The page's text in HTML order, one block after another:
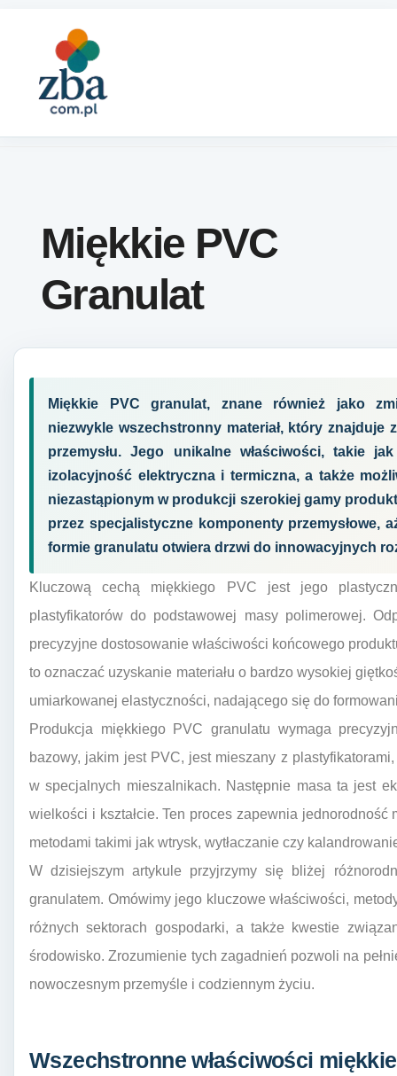
Miękkie PVC
Granulat
Miękkie PVC granulat, znane również jako
niezwykle wszechstronny materiał, który znajduje
przemysłu. Jego unikalne właściwości, takie
izolacyjność elektryczna i termiczna, a także
niezastąpionym w produkcji szerokiej gamy
przez specjalistyczne komponenty przemysłowe,
formie granulatu otwiera drzwi do innowacyjnych
Kluczową cechą miękkiego PVC jest jego
plastyfikatorów do podstawowej masy polimerowej.
precyzyjne dostosowanie właściwości końcowego
to oznaczać uzyskanie materiału o bardzo wysokiej
umiarkowanej elastyczności, nadającego się do
Produkcja miękkiego PVC granulatu wymaga
bazowy, jakim jest PVC, jest mieszany z
w specjalnych mieszalnikach. Następnie masa ta jest
wielkości i kształcie. Ten proces zapewnia jednorodność
metodami takimi jak wtrysk, wytłaczanie czy
W dzisiejszym artykule przyjrzymy się bliżej
granulatem. Omówimy jego kluczowe właściwości,
różnych sektorach gospodarki, a także kwestie
środowisko. Zrozumienie tych zagadnień pozwoli na
nowoczesnym przemyśle i codziennym życiu.
Wszechstronne właściwości